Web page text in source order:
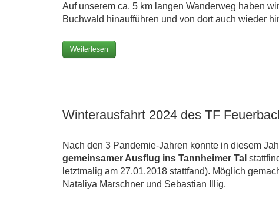
Auf unserem ca. 5 km langen Wanderweg haben
Buchwald hinaufführen und von dort auch wieder
Weiterlesen
Winterausfahrt 2024 des TF
Nach den 3 Pandemie-Jahren konnte in diesem
gemeinsamer Ausflug ins Tannheimer Tal
letztmalig am 27.01.2018 stattfand). Möglich
Nataliya Marschner und Sebastian Illig.